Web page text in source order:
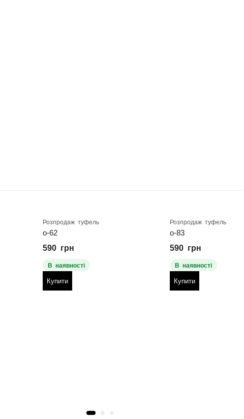
Розпродаж туфель
о-62
590 грн
В наявності
Купити
Розпродаж туфель
о-83
590 грн
В наявності
Купити